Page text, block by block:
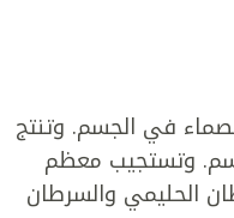
في الجسم. وتنتج
وتستجيب معظم
الحليمي والسرطان